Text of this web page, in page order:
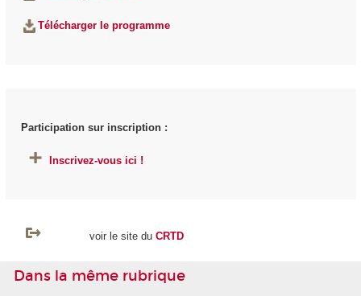
Télécharger le programme
Participation sur inscription :
Inscrivez-vous ici !
voir le site du CRTD
Dans la même rubrique